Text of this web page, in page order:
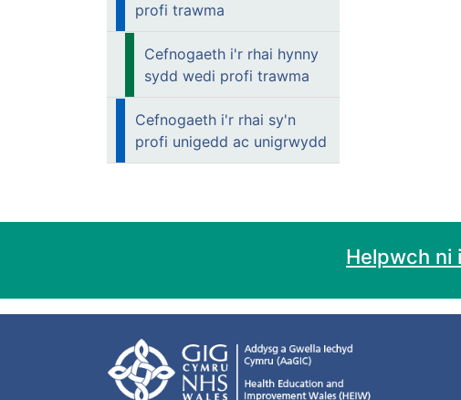
profi trawma
Cefnogaeth i'r rhai hynny
sydd wedi profi trawma
Cefnogaeth i'r rhai sy'n
profi unigedd ac unigrwydd
Helpwch ni